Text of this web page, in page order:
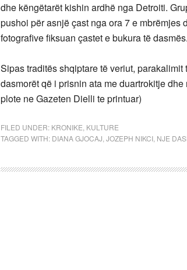
dhe këngëtarët kishin ardhë nga Detroiti.
pushoi për asnjë çast nga ora 7 e mbrëmjes
fotografive fiksuan çastet e bukura të dasmës.
Sipas traditës shqiptare të veriut,
dasmorët që i prisnin ata me duartrokitje
plote ne Gazeten Dielli te printuar)
FILED UNDER: KRONIKE KULTURE
TAGGED WITH: DIANA GJOCAJ JOZEPH NIKCI NJE